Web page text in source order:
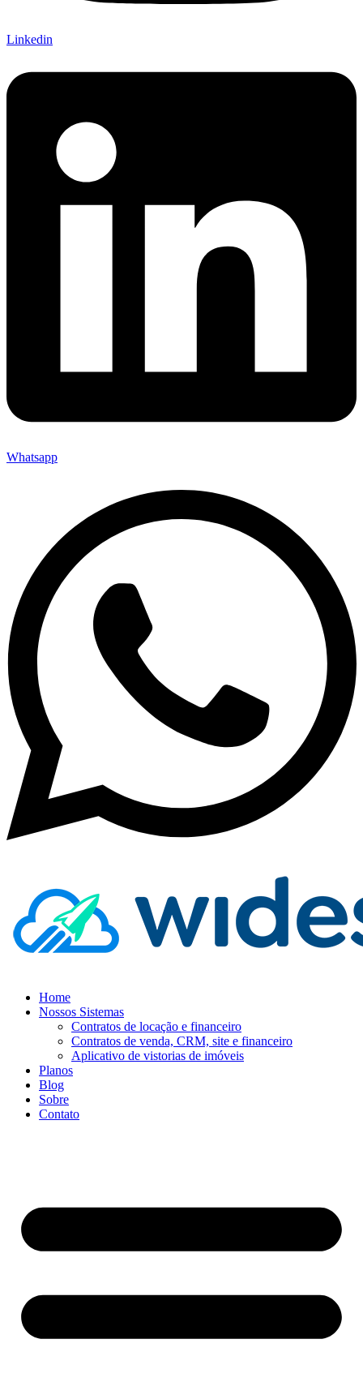
Linkedin
Whatsapp
Home
Nossos Sistemas
Contratos de locação e financeiro
Contratos de venda, CRM, site e financeiro
Aplicativo de vistorias de imóveis
Planos
Blog
Sobre
Contato